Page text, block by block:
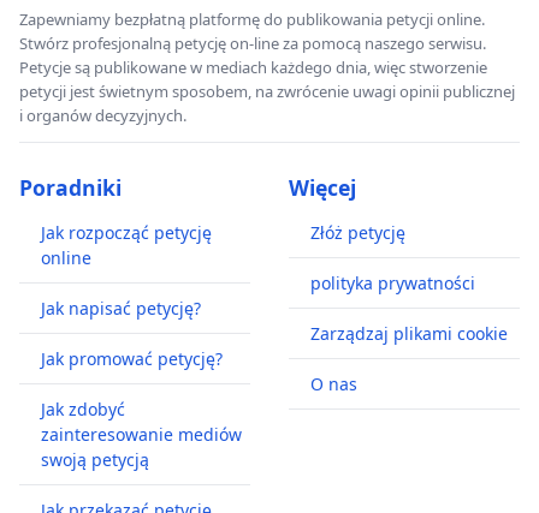
Zapewniamy bezpłatną platformę do publikowania petycji online.
Stwórz profesjonalną petycję on-line za pomocą naszego serwisu.
Petycje są publikowane w mediach każdego dnia, więc stworzenie
petycji jest świetnym sposobem, na zwrócenie uwagi opinii publicznej
i organów decyzyjnych.
Poradniki
Jak rozpocząć petycję
online
Jak napisać petycję?
Jak promować petycję?
Jak zdobyć
zainteresowanie mediów
swoją petycją
Więcej
Złóż petycję
polityka prywatności
Zarządzaj plikami cookie
O nas